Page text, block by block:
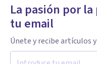
La pasión por
tu email
Únete y recibe artículos